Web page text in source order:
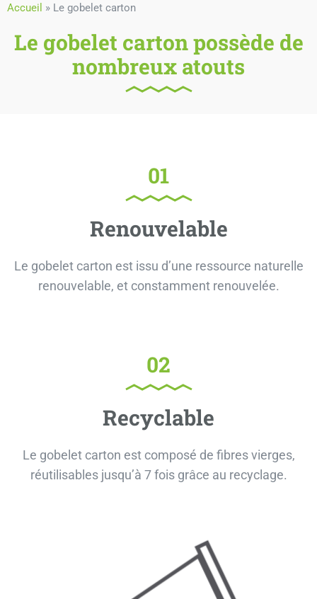
Accueil » Le gobelet carton
Le gobelet carton possède de
nombreux atouts
01
Renouvelable
Le gobelet carton est issu d’une ressource naturelle
renouvelable, et constamment renouvelée.
02
Recyclable
Le gobelet carton est composé de fibres vierges,
réutilisables jusqu’à 7 fois grâce au recyclage.